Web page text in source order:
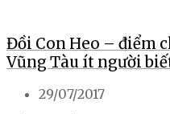
Đồi Con Heo – điểm
Vũng Tàu ít người
29/07/2017